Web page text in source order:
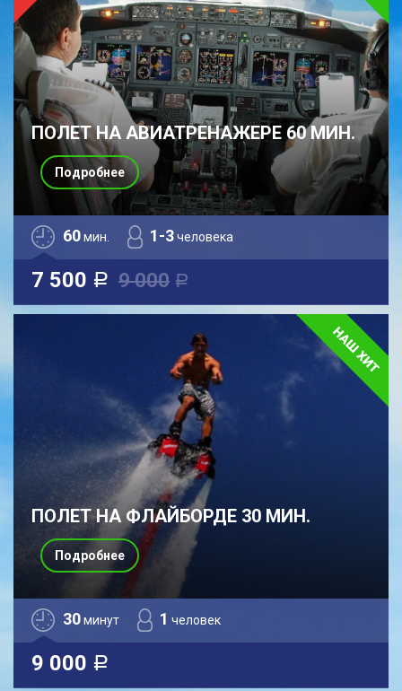
ПОЛЕТ НА АВИАТРЕНАЖЕРЕ 60 МИН.
60мин. 1-3человека
7 500 a 9 000 a
Подробнее
ПОЛЕТ НА ФЛАЙБОРДЕ 30 МИН.
30минут 1 человек
9 000 a
Подробнее